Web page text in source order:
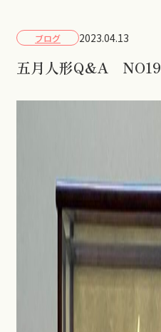
ブログ 2023.04.13
五月人形Q&A NO19